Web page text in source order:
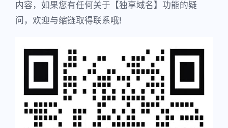
内容，如果您有任何关于【独享域名】功能的疑
问，欢迎与缩链取得联系哦!